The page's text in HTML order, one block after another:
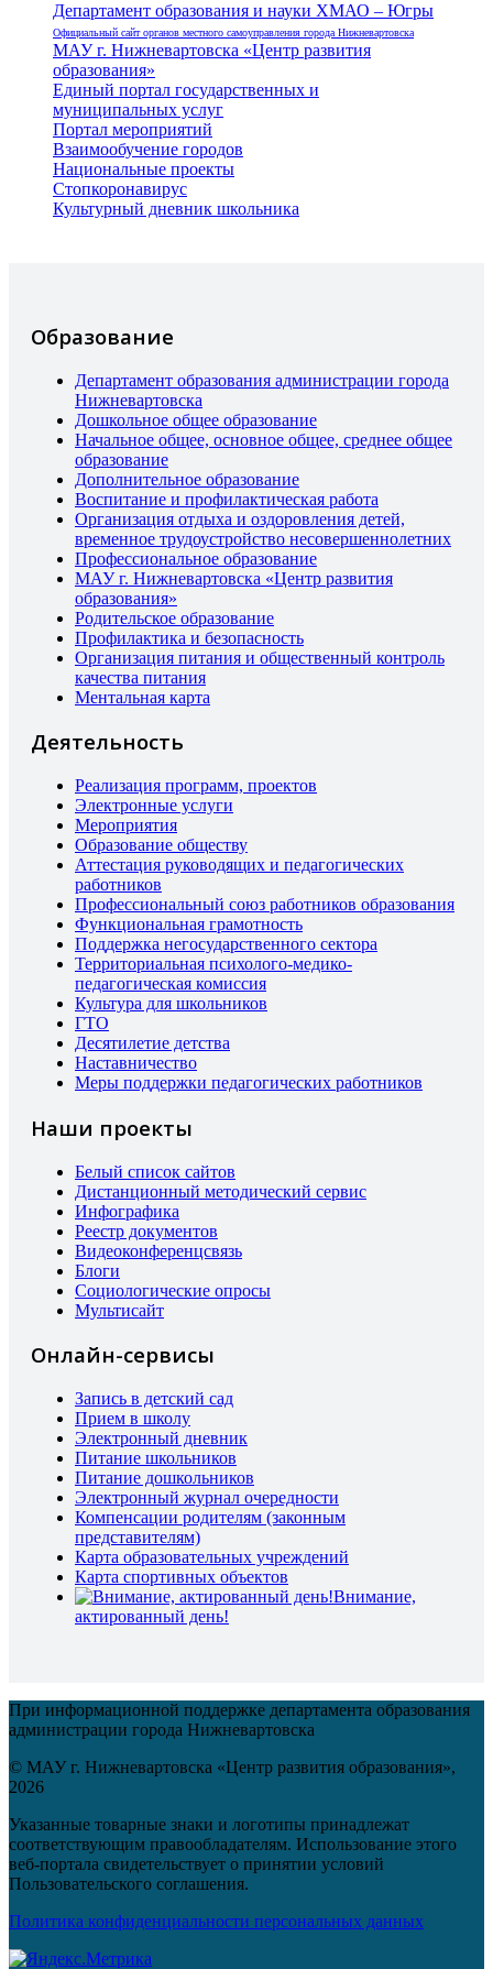
Департамент образования и науки ХМАО – Югры
Официальный сайт органов местного самоуправления города Нижневартовска
МАУ г. Нижневартовска «Центр развития
образования»
Единый портал государственных и
муниципальных услуг
Портал мероприятий
Взаимообучение городов
Национальные проекты
Стопкоронавирус
Культурный дневник школьника
Образование
Департамент образования администрации города
Нижневартовска
Дошкольное общее образование
Начальное общее, основное общее, среднее общее
образование
Дополнительное образование
Воспитание и профилактическая работа
Организация отдыха и оздоровления детей,
временное трудоустройство несовершеннолетних
Профессиональное образование
МАУ г. Нижневартовска «Центр развития
образования»
Родительское образование
Профилактика и безопасность
Организация питания и общественный контроль
качества питания
Ментальная карта
Деятельность
Реализация программ, проектов
Электронные услуги
Мероприятия
Образование обществу
Аттестация руководящих и педагогических
работников
Профессиональный союз работников образования
Функциональная грамотность
Поддержка негосударственного сектора
Территориальная психолого-медико-
педагогическая комиссия
Культура для школьников
ГТО
Десятилетие детства
Наставничество
Меры поддержки педагогических работников
Наши проекты
Белый список сайтов
Дистанционный методический сервис
Инфографика
Реестр документов
Видеоконференцсвязь
Блоги
Социологические опросы
Мультисайт
Онлайн-сервисы
Запись в детский сад
Прием в школу
Электронный дневник
Питание школьников
Питание дошкольников
Электронный журнал очередности
Компенсации родителям (законным
представителям)
Карта образовательных учреждений
Карта спортивных объектов
Внимание,
актированный день!
При информационной поддержке департамента образования
администрации города Нижневартовска
© МАУ г. Нижневартовска «Центр развития образования»,
2026
Указанные товарные знаки и логотипы принадлежат
соответствующим правообладателям. Использование этого
веб-портала свидетельствует о принятии условий
Пользовательского соглашения.
Политика конфиденциальности персональных данных